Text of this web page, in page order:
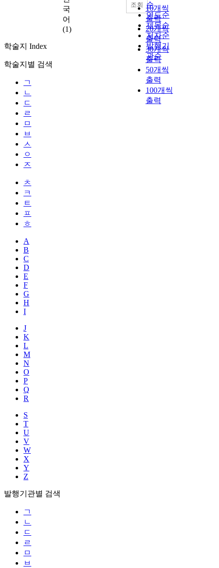
국
어
(1)
학술지 Index
학술지별 검색
ㄱ
ㄴ
ㄷ
ㄹ
ㅁ
ㅂ
ㅅ
ㅇ
ㅈ
ㅊ
ㅋ
ㅌ
ㅍ
ㅎ
A
B
C
D
E
F
G
H
I
J
K
L
M
N
O
P
Q
R
S
T
U
V
W
X
Y
Z
발행기관별 검색
ㄱ
ㄴ
ㄷ
ㄹ
ㅁ
ㅂ
순
연도순
제목순
저자순
발행기
관순
10개씩
출력
20개씩
출력
30개씩
출력
50개씩
출력
100개씩
출력
조회